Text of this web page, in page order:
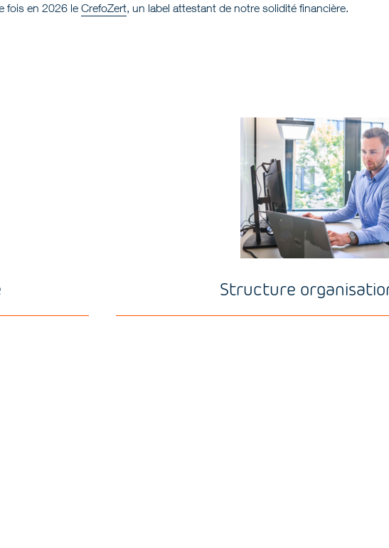
fois en 2026 leCrefoZert, un label attestant de notre solidité financière.
Structure